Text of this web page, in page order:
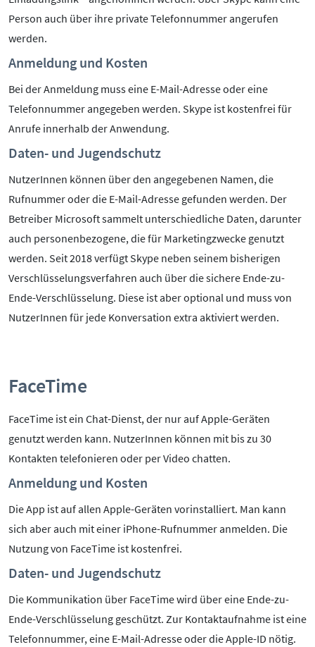
Person auch über ihre private Telefonnummer angerufen
werden.
Anmeldung und Kosten
Bei der Anmeldung muss eine E-Mail-Adresse oder eine
Telefonnummer angegeben werden. Skype ist kostenfrei für
Anrufe innerhalb der Anwendung.
Daten- und Jugendschutz
NutzerInnen können über den angegebenen Namen, die
Rufnummer oder die E-Mail-Adresse gefunden werden. Der
Betreiber Microsoft sammelt unterschiedliche Daten, darunter
auch personenbezogene, die für Marketingzwecke genutzt
werden. Seit 2018 verfügt Skype neben seinem bisherigen
Verschlüsselungsverfahren auch über die sichere Ende-zu-
Ende-Verschlüsselung. Diese ist aber optional und muss von
NutzerInnen für jede Konversation extra aktiviert werden.
FaceTime
FaceTime ist ein Chat-Dienst, der nur auf Apple-Geräten
genutzt werden kann. NutzerInnen können mit bis zu 30
Kontakten telefonieren oder per Video chatten.
Anmeldung und Kosten
Die App ist auf allen Apple-Geräten vorinstalliert. Man kann
sich aber auch mit einer iPhone-Rufnummer anmelden. Die
Nutzung von FaceTime ist kostenfrei.
Daten- und Jugendschutz
Die Kommunikation über FaceTime wird über eine Ende-zu-
Ende-Verschlüsselung geschützt. Zur Kontaktaufnahme ist eine
Telefonnummer, eine E-Mail-Adresse oder die Apple-ID nötig.